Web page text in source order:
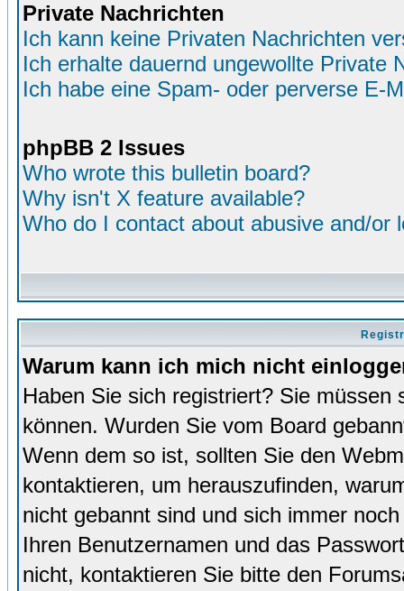
Private Nachrichten
Ich kann keine Privaten Nachrichten
Ich erhalte dauernd ungewollte Private
Ich habe eine Spam- oder perverse E-
phpBB 2 Issues
Who wrote this bulletin board?
Why isn't X feature available?
Who do I contact about abusive and/or
Warum kann ich mich nicht
Haben Sie sich registriert? Sie
können. Wurden Sie vom Board
Wenn dem so ist, sollten Sie den
kontaktieren, um herauszufinden,
nicht gebannt sind und sich immer
Ihren Benutzernamen und das
nicht, kontaktieren Sie bitte den